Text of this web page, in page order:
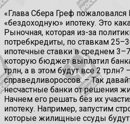
«Глава Сбера Греф пожаловался
«бездоходную» ипотеку. Это
Рыночная, которая из-за
потребкредиты, по ставкам
ипотечные ставки в среднем
которую бюджет выплатил
трлн, а в этом будут все 2 трлн?
справедливороссов. – Так
несчастные банки от решения
Начнем его решать без их
ипотеку. Например, запустим
которые жилищные ссуды